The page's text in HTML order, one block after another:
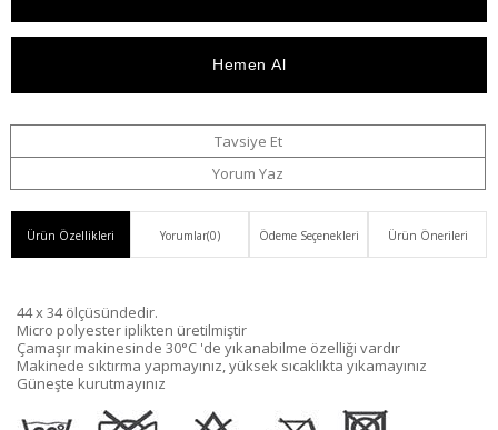
Tavsiye Et
Yorum Yaz
Ürün Özellikleri Yorumlar(0) Ödeme Seçenekleri Ürün Önerileri
44 x 34 ölçüsündedir.
Micro polyester iplikten üretilmiştir
Çamaşır makinesinde 30°C 'de yıkanabilme özelliği vardır
Makinede sıktırma yapmayınız, yüksek sıcaklıkta yıkamayınız
Güneşte kurutmayınız